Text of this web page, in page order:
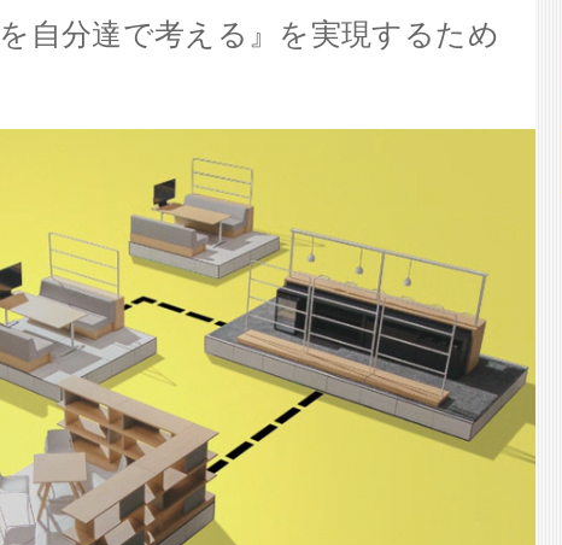
自分達で考える』を実現するため